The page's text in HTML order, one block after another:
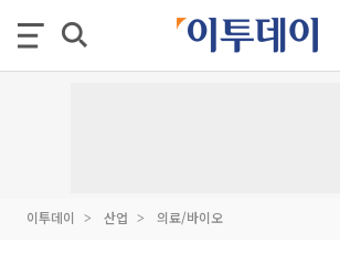
이투데이 산업 의료/바이오